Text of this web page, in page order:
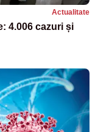
Actualitate
4.006 cazuri și